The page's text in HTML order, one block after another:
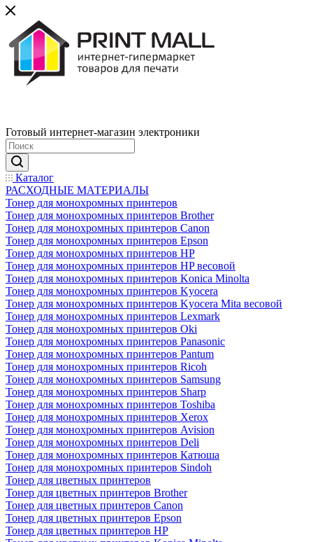
Готовый интернет-магазин электроники
Каталог
РАСХОДНЫЕ МАТЕРИАЛЫ
Тонер для монохромных принтеров
Тонер для монохромных принтеров Brother
Тонер для монохромных принтеров Canon
Тонер для монохромных принтеров Epson
Тонер для монохромных принтеров HP
Тонер для монохромных принтеров HP весовой
Тонер для монохромных принтеров Konica Minolta
Тонер для монохромных принтеров Kyocera
Тонер для монохромных принтеров Kyocera Mita весовой
Тонер для монохромных принтеров Lexmark
Тонер для монохромных принтеров Oki
Тонер для монохромных принтеров Panasonic
Тонер для монохромных принтеров Pantum
Тонер для монохромных принтеров Ricoh
Тонер для монохромных принтеров Samsung
Тонер для монохромных принтеров Sharp
Тонер для монохромных принтеров Toshiba
Тонер для монохромных принтеров Xerox
Тонер для монохромных принтеров Avision
Тонер для монохромных принтеров Deli
Тонер для монохромных принтеров Катюша
Тонер для монохромных принтеров Sindoh
Тонер для цветных принтеров
Тонер для цветных принтеров Brother
Тонер для цветных принтеров Canon
Тонер для цветных принтеров Epson
Тонер для цветных принтеров HP